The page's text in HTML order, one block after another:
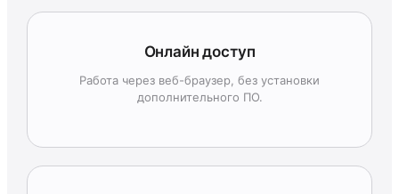
Онлайн доступ
Работа через веб-браузер, без установки
дополнительного ПО.